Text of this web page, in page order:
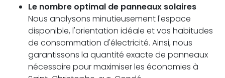
Le nombre optimal de panneaux solaires
Nous analysons minutieusement l'espace
disponible, l'orientation idéale et vos habitudes
de consommation d'électricité. Ainsi, nous
garantissons la quantité exacte de panneaux
nécessaire pour maximiser les économies à